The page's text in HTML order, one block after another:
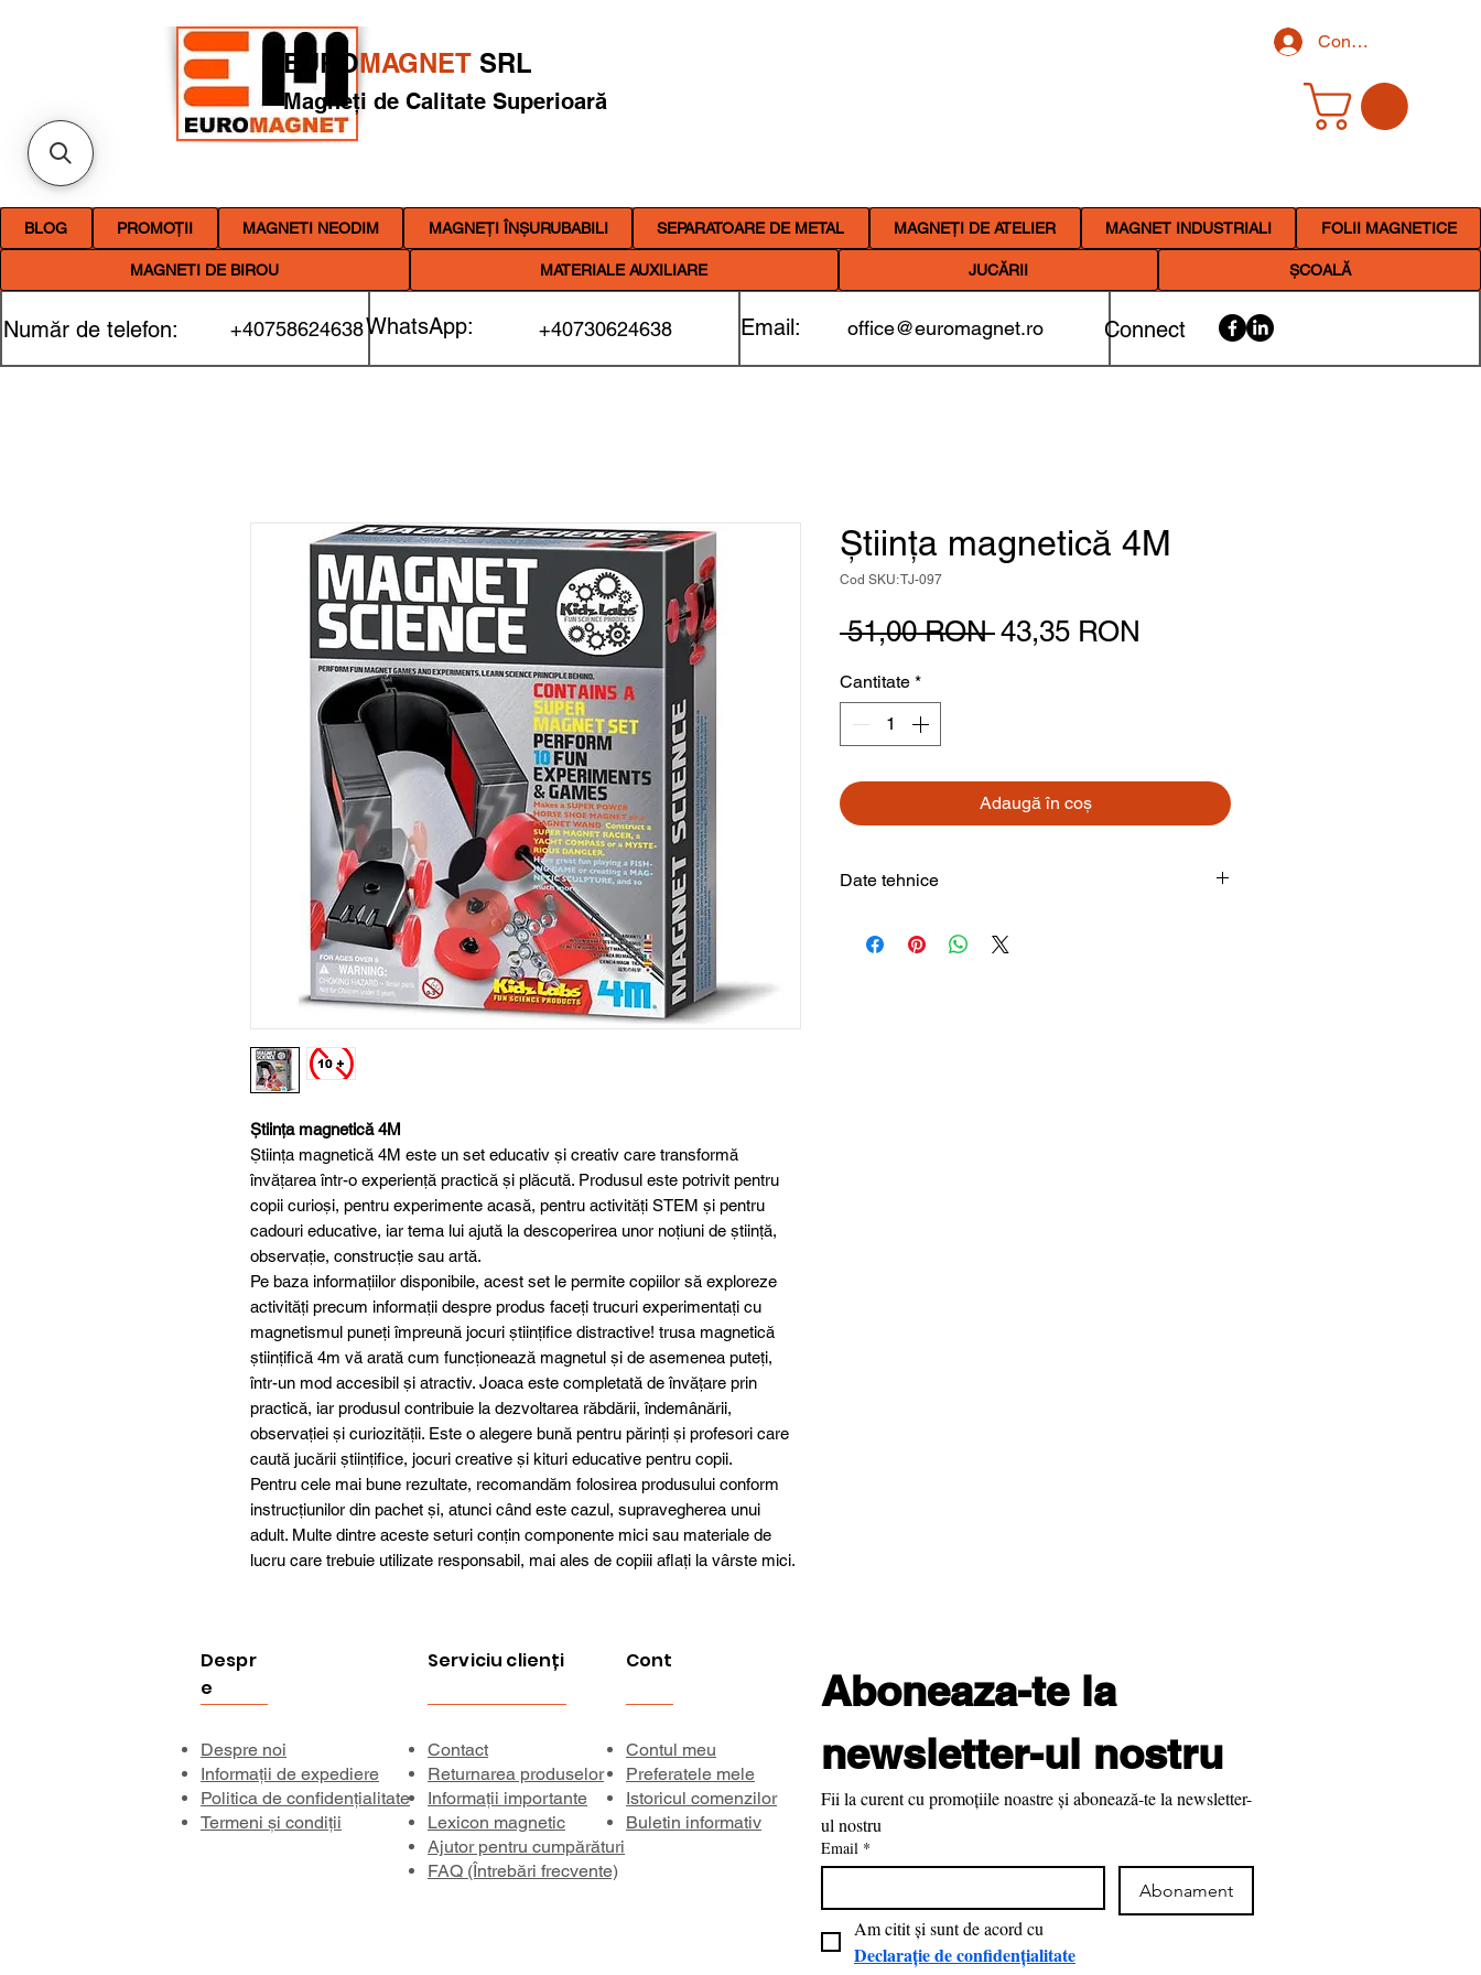
Conectează-te
EUROMAGNET SRL
Magneți de Calitate Superioară
BLOG PROMOȚII MAGNETI NEODIM MAGNEȚI ÎNȘURUBABILI SEPARATOARE DE METAL MAGNEȚI DE ATELIER MAGNET INDUSTRIALI FOLII MAGNETICE
MAGNETI DE BIROU MATERIALE AUXILIARE JUCĂRII ȘCOALĂ
Număr de telefon: +40758624638WhatsApp: +40730624638 Email: office@euromagnet.ro Connect
Știința magnetică 4M
Știința magnetică 4M este un set educativ și creativ care transformă
învățarea într-o experiență practică și plăcută. Produsul este potrivit pentru
copii curioși, pentru experimente acasă, pentru activități STEM și pentru
cadouri educative, iar tema lui ajută la descoperirea unor noțiuni de știință,
observație, construcție sau artă.
Pe baza informațiilor disponibile, acest set le permite copiilor să exploreze
activități precum informații despre produs faceți trucuri experimentați cu
magnetismul puneți împreună jocuri științifice distractive! trusa magnetică
științifică 4m vă arată cum funcționează magnetul și de asemenea puteți,
într-un mod accesibil și atractiv. Joaca este completată de învățare prin
practică, iar produsul contribuie la dezvoltarea răbdării, îndemânării,
observației și curiozității. Este o alegere bună pentru părinți și profesori care
caută jucării științifice, jocuri creative și kituri educative pentru copii.
Pentru cele mai bune rezultate, recomandăm folosirea produsului conform
instrucțiunilor din pachet și, atunci când este cazul, supravegherea unui
adult. Multe dintre aceste seturi conțin componente mici sau materiale de
lucru care trebuie utilizate responsabil, mai ales de copiii aflați la vârste mici.
Știința magnetică 4M
Cod SKU: TJ-097
51,00 RON Preț normal
43,35 RON
Cantitate *
Adaugă în coș
Date tehnice
Tip produs
Despr
e
Despre noi
Informații de expediere
Politica de confidențialitate
Termeni și condiții
Serviciu clienți
Contact
Returnarea produselor
Informații importante
Lexicon magnetic
Ajutor pentru cumpărături
FAQ (Întrebări frecvente)
Cont
Contul meu
Preferatele mele
Istoricul comenzilor
Buletin informativ
Aboneaza-te la
newsletter-ul nostru
Fii la curent cu promoțiile noastre și abonează-te la newsletter-
ul nostru
Email *
Abonament
Declarație de confidențialitate